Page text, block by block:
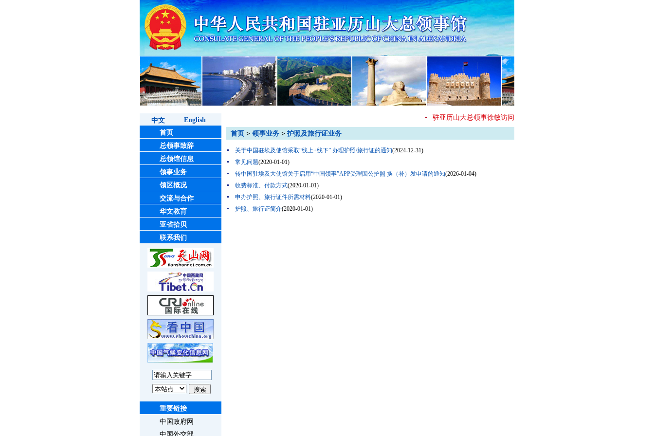
中文
English
首页
总领事致辞
总领馆信息
领事业务
领区概况
交流与合作
华文教育
亚省拾贝
联系我们
重要链接
中国政府网
中国外交部
驻亚历山大总领事徐敏访问亚历山大大学
首页 > 领事业务 > 护照及旅行证业务
关于中国驻埃及使馆采取“线上+线下” 办理护照/旅行证的通知(2024-12-31)
常见问题(2020-01-01)
转中国驻埃及大使馆关于启用“中国领事”APP受理因公护照 换（补）发申请的通知(2026-01-04)
收费标准、付款方式(2020-01-01)
申办护照、旅行证件所需材料(2020-01-01)
护照、旅行证简介(2020-01-01)